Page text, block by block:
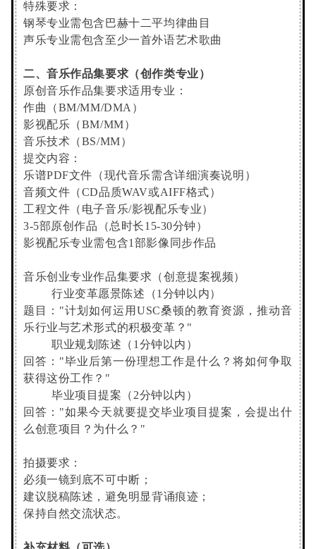
特殊要求：
钢琴专业需包含巴赫十二平均律曲目
声乐专业需包含至少一首外语艺术歌曲
二、音乐作品集要求（创作类专业）
原创音乐作品集要求适用专业：
作曲（BM/MM/DMA）
影视配乐（BM/MM）
音乐技术（BS/MM）
提交内容：
乐谱PDF文件（现代音乐需含详细演奏说明）
音频文件（CD品质WAV或AIFF格式）
工程文件（电子音乐/影视配乐专业）
3-5部原创作品（总时长15-30分钟）
影视配乐专业需包含1部影像同步作品
音乐创业专业作品集要求（创意提案视频）
行业变革愿景陈述（1分钟以内）
题目："计划如何运用USC桑顿的教育资源，推动音
乐行业与艺术形式的积极变革？"
职业规划陈述（1分钟以内）
回答："毕业后第一份理想工作是什么？将如何争取
获得这份工作？"
毕业项目提案（2分钟以内）
回答："如果今天就要提交毕业项目提案，会提出什
么创意项目？为什么？"
拍摄要求：
必须一镜到底不可中断；
建议脱稿陈述，避免明显背诵痕迹；
保持自然交流状态。